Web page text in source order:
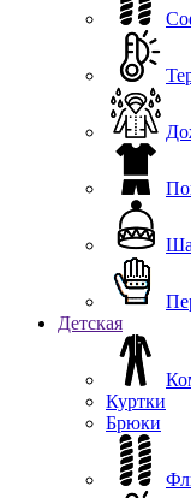
Детская
Куртки
Брюки